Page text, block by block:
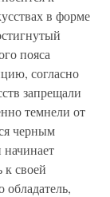
в форме
пояса
согласно
запрещали
темнели от
черным
начинает
к своей
обладатель,